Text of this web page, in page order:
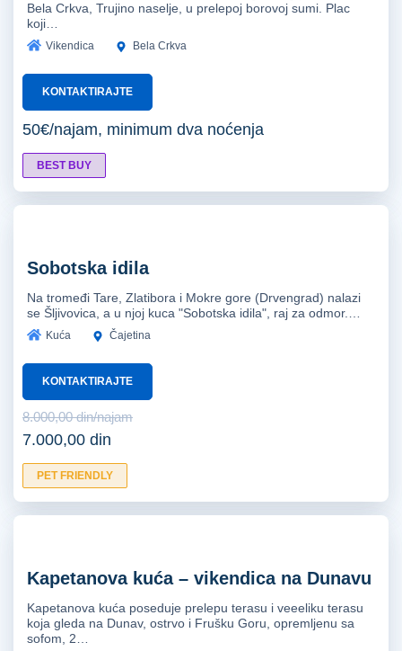
Bela Crkva, Trujino naselje, u prelepoj borovoj sumi. Plac
koji…
Vikendica Bela Crkva
KONTAKTIRAJTE
50€/najam, minimum dva noćenja
BEST BUY
Sobotska idila
Na tromeđi Tare, Zlatibora i Mokre gore (Drvengrad) nalazi
se Šljivovica, a u njoj kuca "Sobotska idila", raj za odmor.…
Kuća Čajetina
KONTAKTIRAJTE
8.000,00 din/najam
7.000,00 din
PET FRIENDLY
Kapetanova kuća – vikendica na Dunavu
Kapetanova kuća poseduje prelepu terasu i veeeliku terasu
koja gleda na Dunav, ostrvo i Frušku Goru, opremljenu sa
sofom, 2…